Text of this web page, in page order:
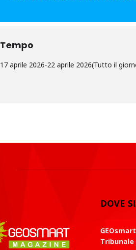
Tempo
17 aprile 2026-22 aprile 2026(Tutto il
DOVE
Tribunale